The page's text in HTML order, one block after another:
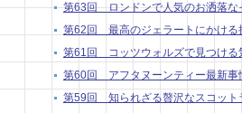
第63回 ロンドンで人気のお洒落な
第62回 最高のジェラートにかけ
第61回 コッツウォルズで見つける
第60回 アフタヌーンティー最新事
第59回 知られざる贅沢なスコット